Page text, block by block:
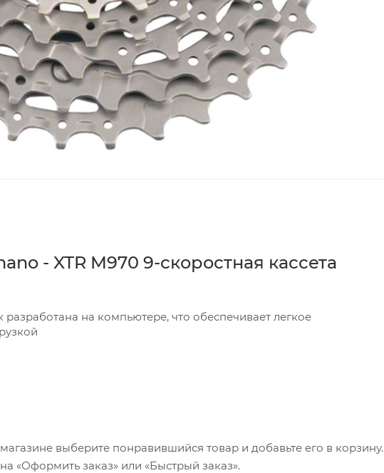
- XTR M970 9-скоростная кассета
на компьютере, что обеспечивает легкое
для снижения массы без уменьшения прочности
выберите понравившийся товар и добавьте его в корзину.
«Оформить заказ» или «Быстрый заказ».